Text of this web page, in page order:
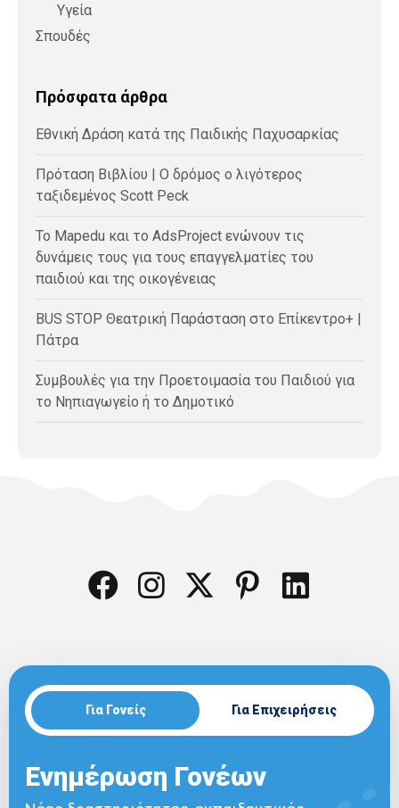
Υγεία
Σπουδές
Πρόσφατα άρθρα
Εθνική Δράση κατά της Παιδικής Παχυσαρκίας
Πρόταση Βιβλίου | Ο δρόμος ο λιγότερος
ταξιδεμένος Scott Peck
Το Mapedu και το AdsProject ενώνουν τις
δυνάμεις τους για τους επαγγελματίες του
παιδιού και της οικογένειας
BUS STOP Θεατρική Παράσταση στο Επίκεντρο+ |
Πάτρα
Συμβουλές για την Προετοιμασία του Παιδιού για
το Νηπιαγωγείο ή το Δημοτικό
Για Γονείς Για Επιχειρήσεις
Ενημέρωση Γονέων